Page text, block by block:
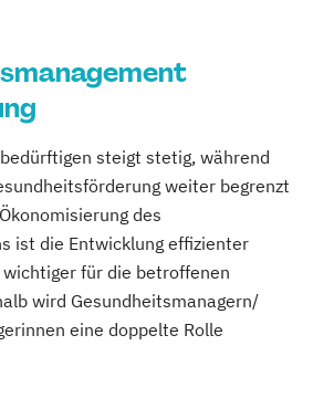
in
für Nahrungsergänzungsmittel
Betriebliches
in für Sportrehabilitation
für Prävention und
(IHK)
Gesundheits- und
(IHK)
steigt stetig, während
weiter begrenzt
des
ist die Entwicklung effizienter
für die betroffenen
wird Gesundheitsmanagern/
eine doppelte Rolle